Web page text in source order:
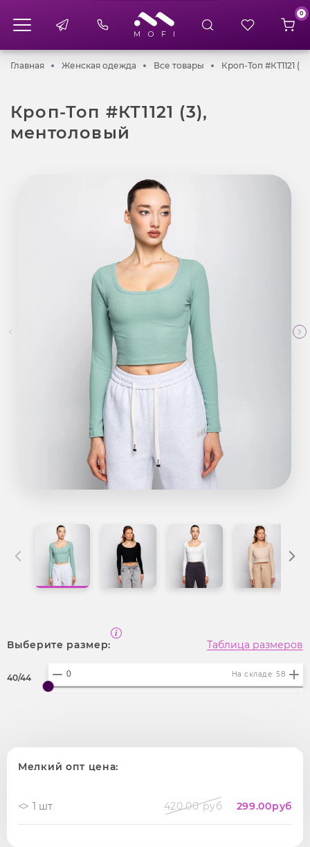
0
ГлавнаяГлавнаяЖенская одежда Женская одежда
Все товары Все товары
Кроп-Топ #КТ1121
Кроп-Топ #КТ1121 (3),
ментоловый
Выберите размер: Таблица размеров
40/44 На складе: 58
Мелкий опт цена:
1 шт 420.00 руб 299.00руб